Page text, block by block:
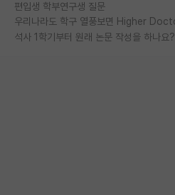
편입생 학부연구생 질문
석사 1학기부터 원래 논문 작성을 하나요?